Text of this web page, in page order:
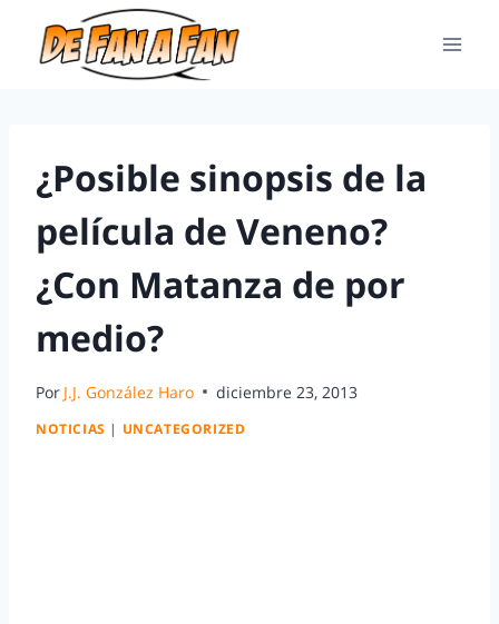
¿Posible sinopsis de la
película de Veneno?
¿Con Matanza de por
medio?
Por J.J. González Haro diciembre 23, 2013
NOTICIAS | UNCATEGORIZED